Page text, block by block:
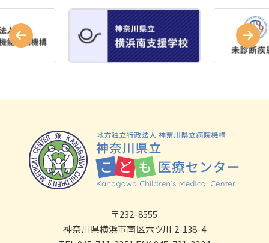
〒232-8555
神奈川県横浜市南区六ツ川 2-138-4